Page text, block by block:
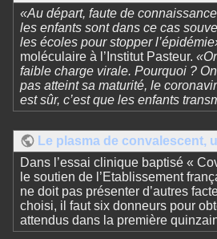
«Au départ, faute de
les enfants sont dans ce cas
les écoles pour stopper
moléculaire à l’Institut Pasteur.
faible charge virale. Pourquoi ?
pas atteint sa maturité, le
est sûr, c’est que les enfants
Le plasma de convalescent,
Dans l’essai clinique baptisé «
le soutien de l’Etablissement
ne doit pas présenter d’autres
choisi, il faut six donneurs pour
attendus dans la première